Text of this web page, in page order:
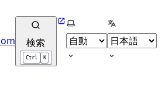
検索
Ctrl K
Website
テーマの選択言語の選択